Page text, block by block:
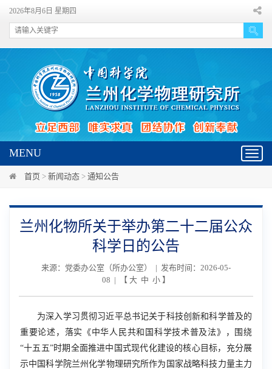
2026年8月6日 星期四
MENU
首页 > 新闻动态 > 通知公告
兰州化物所关于举办第二十二届公众
科学日的公告
来源：党委办公室（所办公室） | 发布时间：2026-05-
08 | 【 大 中 小 】
为深入学习贯彻习近平总书记关于科技创新和科学普及的
重要论述，落实《中华人民共和国科学技术普及法》，围绕
“十五五”时期全面推进中国式现代化建设的核心目标，充分展
示中国科学院兰州化学物理研究所作为国家战略科技力量主力